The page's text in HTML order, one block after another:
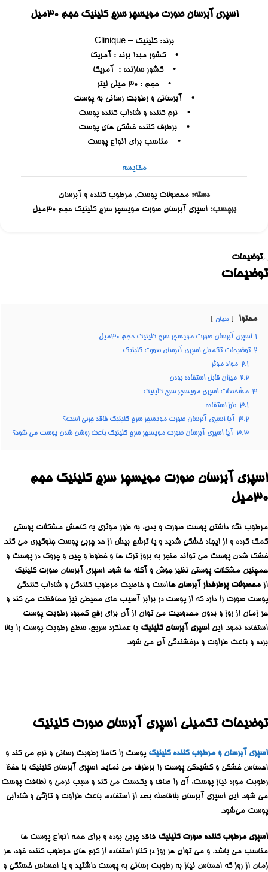
اسپری آبرسان صورت مویسچر سرج کلینیک حجم ۳۰میل
برند: کلینیک – Clinique
• کشور مبدا برند : آمریکا
• کشور سازنده : آمریکا
• حجم : 30 میلی لیتر
• آبرسانی و رطوبت رسانی به پوست
• نرم کننده و شاداب کننده پوست
• برطرف کننده خشکی های پوست
• مناسب برای انواع پوست
مقایسه
دسته: محصولات پوست, مرطوب کننده و آبرسان
برچسب: اسپری آبرسان صورت مویسچر سرج کلینیک حجم ۳۰میل
توضیحات
توضیحات
محتوا پنهان
1 اسپری آبرسان صورت مویسچر سرج کلینیک حجم ۳۰میل
2 توضیحات تکمیلی اسپری آبرسان صورت کلینیک
2.1 مواد موثر
2.2 میزان قابل استفاده بودن
3 مشخصات اسپری مویسچر سرج کلینیک
3.1 طرز استفاده
3.2 آیا اسپری آبرسان صورت مویسچر سرج کلینیک فاقد چربی است؟
3.3 آیا اسپری آبرسان صورت مویسچر سرج کلینیک باعث روشن شدن پوست می شود؟
اسپری آبرسان صورت مویسچر سرج کلینیک حجم
۳۰میل
مرطوب نگه داشتن پوست صورت و بدن، به طور موثری به کاهش مشکلات پوستی
کمک کرده و از ایجاد خشکی شدید و یا ترشح بیش از حد چربی پوست جلوگیری می کند.
خشک شدن پوست می تواند منجر به بروز ترک ها و خطوط و چین و چروک در پوست و
همچنین مشکلات پوستی نظیر جوش و آکنه ها شود. اسپری آبرسان صورت کلینیک
ازمحصولات پرطرفدار آبرسان هااست و خاصیت مرطوب کنندگی و شاداب کنندگی
پوست صورت را دارد که از پوست در برابر آسیب های محیطی نیز محافظت می کند و
هر زمان از روز و بدون محدودیت می توان از آن برای رفع کمبود رطوبت پوست
استفاده نمود. ایناسپری آبرسان کلینیک با عملکرد سریع، سطح رطوبت پوست را بالا
برده و باعث طراوت و درخشندگی آن می شود.
توضیحات تکمیلی اسپری آبرسان صورت کلینیک
اسپری آبرسان و مرطوب کننده کلینیک پوست را کاملا رطوبت رسانی و نرم می کند و
احساس خشکی و کشیدگی پوست را برطرف می نماید. اسپری آبرسان کلینیک با حفظ
رطوبت مورد نیاز پوست، آن را صاف و یکدست می کند و سبب نرمی و لطافت پوست
می شود. این اسپری آبرسان بلافاصله بعد از استفاده، باعث طراوت و تازگی و شادابی
پوست می‌شود.
اسپری مرطوب کننده صورت کلینیک فاقد چربی بوده و برای همه انواع پوست ها
مناسب می باشد. و می توان هر روز در کنار استفاده از کرم های مرطوب کننده خود، هر
زمان از روز که احساس نیاز به رطوبت رسانی به پوست داشتید و یا احساس خستگى و